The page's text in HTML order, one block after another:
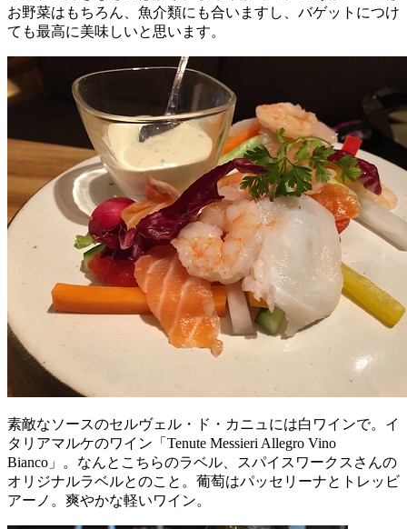
お野菜はもちろん、魚介類にも合いますし、バゲットにつけ
ても最高に美味しいと思います。
素敵なソースのセルヴェル・ド・カニュには白ワインで。イ
タリアマルケのワイン「Tenute Messieri Allegro Vino
Bianco」。なんとこちらのラベル、スパイスワークスさんの
オリジナルラベルとのこと。葡萄はパッセリーナとトレッビ
アーノ。爽やかな軽いワイン。